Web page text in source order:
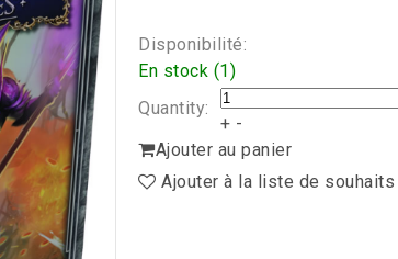
Disponibilité:
En stock (1)
Quantity:
+ -
Ajouter au panier
Ajouter à la liste de souhaits